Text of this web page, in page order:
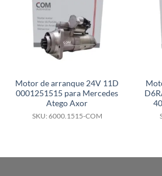
Motor de arranque 24V 11D
0001251515 para Mercedes
Atego Axor
SKU: 6000.1515-COM